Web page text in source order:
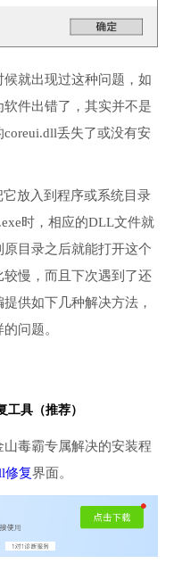
就出现过这种问题，如
件出错了，其实并不是
丢失了或没有安
放入到程序或系统目录
时，相应的DLL文件就
目录之后就能打开这个
慢，而且下次遇到了还
供如下几种解决方法，
问题。
工具（推荐）
毒霸专属解决的安装程
修复界面。